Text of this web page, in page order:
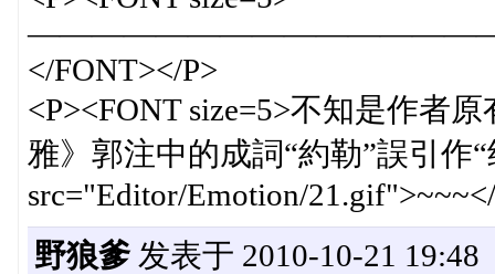
</FONT></P>
<P><FONT size=5>不知是作者
雅》郭注中的成詞“約勒”誤引作
src="Editor/Emotion/
野狼爹发表于 2010-10-21 19:48